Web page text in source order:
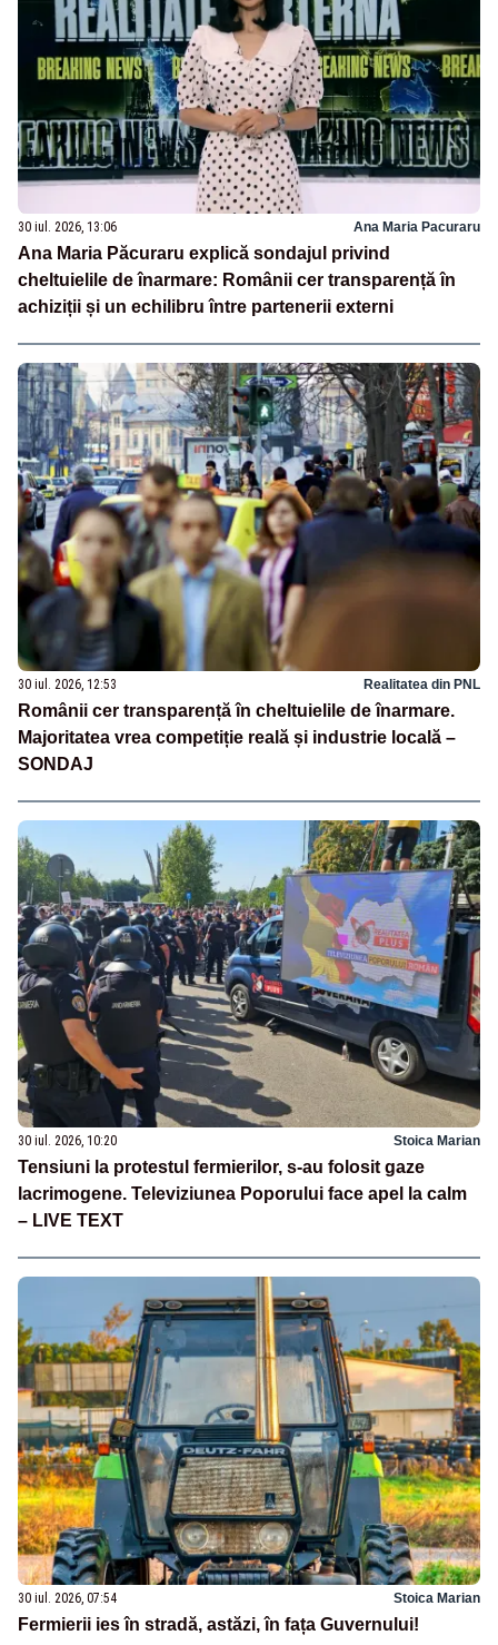
30 iul. 2026, 13:06 Ana Maria Pacuraru
Ana Maria Păcuraru explică sondajul privind
cheltuielile de înarmare: Românii cer transparență în
achiziții și un echilibru între partenerii externi
30 iul. 2026, 12:53 Realitatea din PNL
Românii cer transparență în cheltuielile de înarmare.
Majoritatea vrea competiție reală și industrie locală –
SONDAJ
30 iul. 2026, 10:20 Stoica Marian
Tensiuni la protestul fermierilor, s-au folosit gaze
lacrimogene. Televiziunea Poporului face apel la calm
– LIVE TEXT
30 iul. 2026, 07:54 Stoica Marian
Fermierii ies în stradă, astăzi, în fața Guvernului!